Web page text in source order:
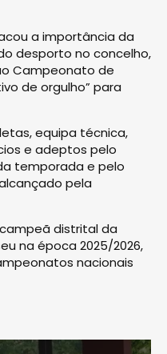
a importância da
desporto no concelho,
Campeonato de
de orgulho” para
equipa técnica,
e adeptos pelo
temporada e pelo
pela
distrital da
na época 2025/2026,
nacionais